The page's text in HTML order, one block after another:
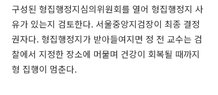
구성된 형집행정지심의위원회를 열어 형집행정지 사
유가 있는지 검토한다. 서울중앙지검장이 최종 결정
권자다. 형집행정지가 받아들여지면 정 전 교수는 검
찰에서 지정한 장소에 머물며 건강이 회복될 때까지
형 집행이 멈춘다.